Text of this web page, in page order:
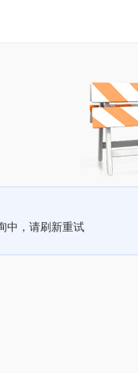
中，请刷新重试